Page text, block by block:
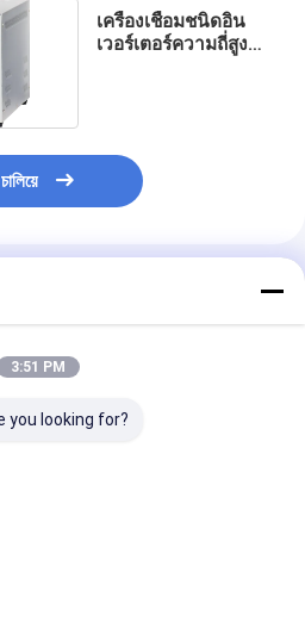
เครื่องเชื่อมชนิดอิน
เวอร์เตอร์ความถี่สูง
চালিয়ে
3:51 PM
you looking for?